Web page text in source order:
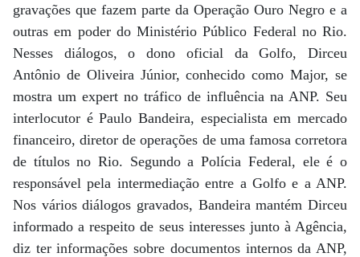
gravações que fazem parte da Operação Ouro Negro e a
outras em poder do Ministério Público Federal no Rio.
Nesses diálogos, o dono oficial da Golfo, Dirceu
Antônio de Oliveira Júnior, conhecido como Major, se
mostra um expert no tráfico de influência na ANP. Seu
interlocutor é Paulo Bandeira, especialista em mercado
financeiro, diretor de operações de uma famosa corretora
de títulos no Rio. Segundo a Polícia Federal, ele é o
responsável pela intermediação entre a Golfo e a ANP.
Nos vários diálogos gravados, Bandeira mantém Dirceu
informado a respeito de seus interesses junto à Agência,
diz ter informações sobre documentos internos da ANP,